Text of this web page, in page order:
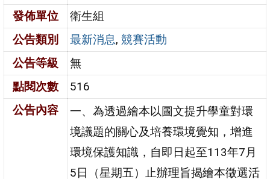
發佈單位
衛生組
公告類別
最新消息,競賽活動
公告等級
無
點閱次數
516
公告內容
一、為透過繪本以圖文提升學童對環
境議題的關心及培養環境覺知，增進
環境保護知識，自即日起至113年7月
5日（星期五）止辦理旨揭繪本徵選活